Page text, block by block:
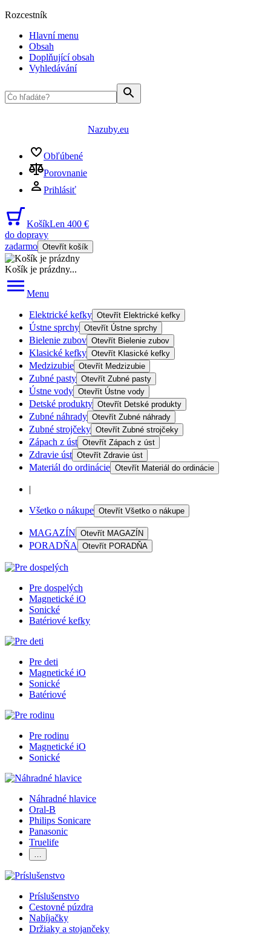
Rozcestník
Hlavní menu
Obsah
Doplňující obsah
Vyhledávání
Nazuby.eu
Obľúbené
Porovnanie
Prihlásiť
KošíkLen 400 €
do dopravy
zadarmo Otevřít košík
Košík je prázdny...
Menu
Elektrické kefky Otevřít Elektrické kefky
Ústne sprchy Otevřít Ústne sprchy
Bielenie zubov Otevřít Bielenie zubov
Klasické kefky Otevřít Klasické kefky
Medzizubie Otevřít Medzizubie
Zubné pasty Otevřít Zubné pasty
Ústne vody Otevřít Ústne vody
Detské produkty Otevřít Detské produkty
Zubné náhrady Otevřít Zubné náhrady
Zubné strojčeky Otevřít Zubné strojčeky
Zápach z úst Otevřít Zápach z úst
Zdravie úst Otevřít Zdravie úst
Materiál do ordinácie Otevřít Materiál do ordinácie
|
Všetko o nákupe Otevřít Všetko o nákupe
MAGAZÍN Otevřít MAGAZÍN
PORADŇA Otevřít PORADŇA
Pre dospelých
Magnetické iO
Sonické
Batériové kefky
Pre deti
Magnetické iO
Sonické
Batériové
Pre rodinu
Magnetické iO
Sonické
Náhradné hlavice
Oral-B
Philips Sonicare
Panasonic
Truelife
…
Príslušenstvo
Cestovné púzdra
Nabíjačky
Držiaky a stojančeky